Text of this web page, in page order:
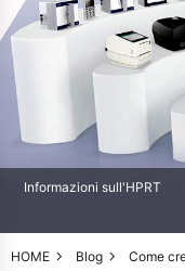
Informazioni sull'HPRT
HOME Blog
Come